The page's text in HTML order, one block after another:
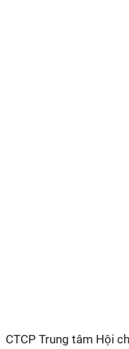
CTCP Trung tâm Hội